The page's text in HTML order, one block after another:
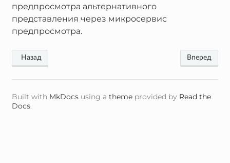
предпросмотра альтернативного
представления через микросервис
предпросмотра.
Built with MkDocsusing a themeprovided by Read the
Docs.